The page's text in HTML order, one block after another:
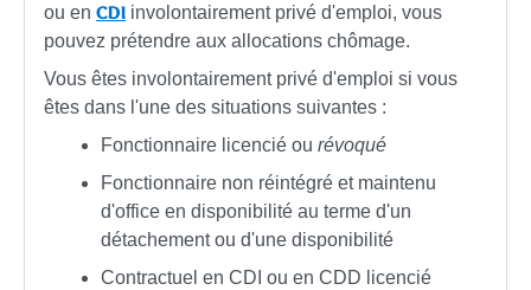
ou en CDI involontairement privé d'emploi, vous
pouvez prétendre aux allocations chômage.
Vous êtes involontairement privé d'emploi si vous
êtes dans l'une des situations suivantes :
Fonctionnaire licencié ou révoqué
Fonctionnaire non réintégré et maintenu
d'office en disponibilité au terme d'un
détachement ou d'une disponibilité
Contractuel en CDI ou en CDD licencié